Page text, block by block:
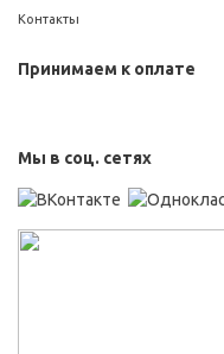
Контакты
Принимаем к оплате
Мы в соц. сетях